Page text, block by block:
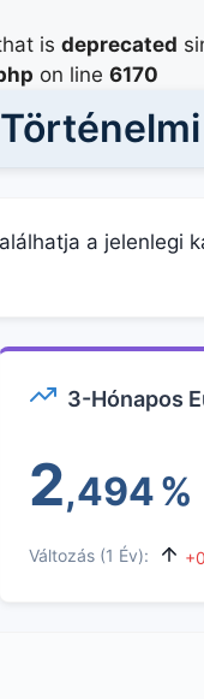
is deprecated
on line 6170
a jelenlegi
3-Hónapos
2,494%
Változás (1 Év):